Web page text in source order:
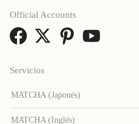
Servicios
MATCHA (Japonés)
MATCHA (Inglés)
Official Accounts